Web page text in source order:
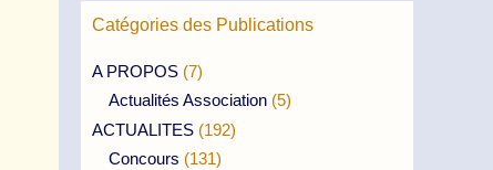
Catégories des Publications
A PROPOS (7)
Actualités Association (5)
ACTUALITES (192)
Concours (131)